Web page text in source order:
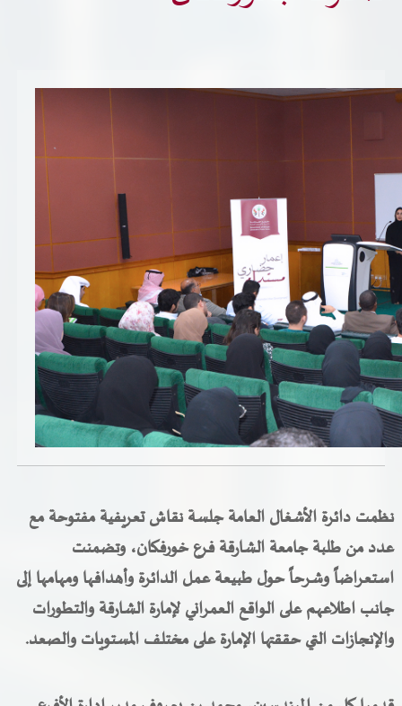
سياسة النظام الإداري المتكامل
الميثاق
سياسة أمن المعلومات
سياسة الموردين و المشتريات
سياسة نظام إدارة المرافق
مشاريع الدائرة
المنشآت العمرانية
خدمات الدائرة
خدمات الأفراد
خدمات الشركات
خدمات الجهات الحكومية
خدمات الموظفين
المكتبة الإلكترونية
نظمت دائرة الأشغال العامة جلسة نقاش تعريفية مفتوحة مع
عدد من طلبة جامعة الشارقة فرع خورفكان، وتضمنت
استعراضاً وشرحاً حول طبيعة عمل الدائرة وأهدافها ومهامها إلى
جانب اطلاعهم على الواقع العمراني لإمارة الشارقة والتطورات
والإنجازات التي حققتها الإمارة على مختلف المستويات والصعد.